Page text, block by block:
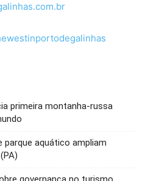
primeira montanha-russa
parque aquático ampliam